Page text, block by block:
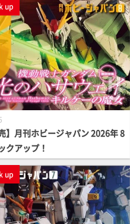
up
】月刊ホビージャパン 2026年 8
クアップ！
up